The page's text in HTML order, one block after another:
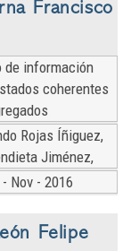
Francisco
de información
coherentes
Rojas Íñiguez,
Jiménez,
Nov - 2016
Felipe